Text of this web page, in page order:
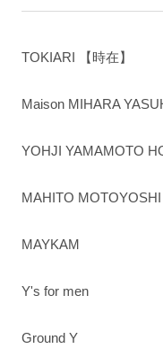
TOKIARI 【時在】
Maison MIHARA
YOHJI YAMAMOTO
MAHITO MOTOYOSHI
MAYKAM
Y's for men
Ground Y